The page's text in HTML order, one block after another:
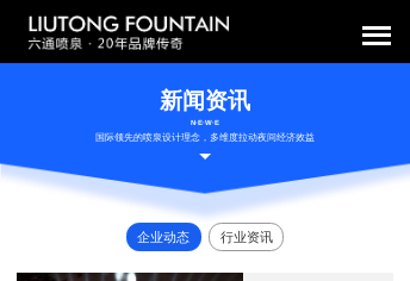
新闻资讯
N·E·W·E
国际领先的喷泉设计理念，多维度拉动夜间经济效益
企业动态 行业资讯